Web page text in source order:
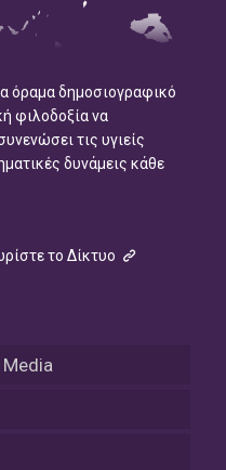
όραμα δημοσιογραφικό
φιλοδοξία να
τις υγιείς
δυνάμεις κάθε
το Δίκτυο